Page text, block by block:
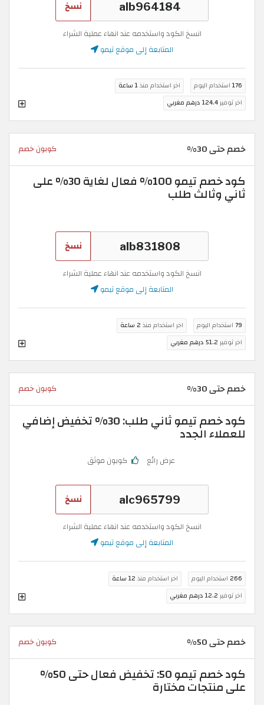
نسخ
انسخ الكود واستخدمه عند انهاء عملية الشراء
المتابعة إلى موقع تيمو
176 استخدام اليوم اخر استخدام منذ1 ساعة
اخر توفير124.4 درهم مغربي
خصم حتى 30% كوبون خصم
كود خصم تيمو 100% فعال لغاية 30% على
ثاني وثالث طلب
نسخ
انسخ الكود واستخدمه عند انهاء عملية الشراء
المتابعة إلى موقع تيمو
79 استخدام اليوم اخر استخدام منذ 2 ساعة
اخر توفير 51.2 درهم مغربي
خصم حتى 30% كوبون خصم
كود خصم تيمو ثاني طلب: 30% تخفيض إضافي
للعملاء الجدد
عرض رائع كوبون موثق
نسخ
انسخ الكود واستخدمه عند انهاء عملية الشراء
المتابعة إلى موقع تيمو
266 استخدام اليوم اخر استخدام منذ 12 ساعة
اخر توفير 12.2 درهم مغربي
خصم حتى 50% كوبون خصم
كود خصم تيمو 50: تخفيض فعال حتى 50%
على منتجات مختارة